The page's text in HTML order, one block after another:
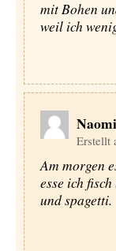
mit Bohen
weil ich
Naomi
Erstellt
Am morgen
esse ich
und spagetti.